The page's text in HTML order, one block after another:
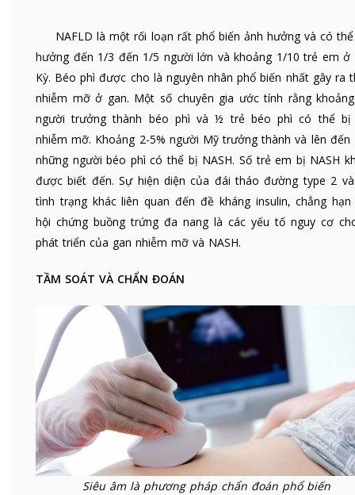
NAFLD là một rối loạn rất phổ biến ảnh hưởng và có thể
hưởng đến 1/3 đến 1/5 người lớn và khoảng 1/10 trẻ em ở
Kỳ. Béo phì được cho là nguyên nhân phổ biến nhất gây ra
nhiễm mỡ ở gan. Một số chuyên gia ước tính rằng
người trưởng thành béo phì và ½ trẻ béo phì có thể bị
nhiễm mỡ. Khoảng 2-5% người Mỹ trưởng thành và lên đến
những người béo phì có thể bị NASH. Số trẻ em bị NASH
được biết đến. Sự hiện diện của đái tháo đường type 2
tình trạng khác liên quan đến đề kháng insulin, chẳng
hội chứng buồng trứng đa nang là các yếu tố nguy cơ
phát triển của gan nhiễm mỡ và NASH.
TẦM SOÁT VÀ CHẨN ĐOÁN
Siêu âm là phương pháp chẩn đoán phổ biến